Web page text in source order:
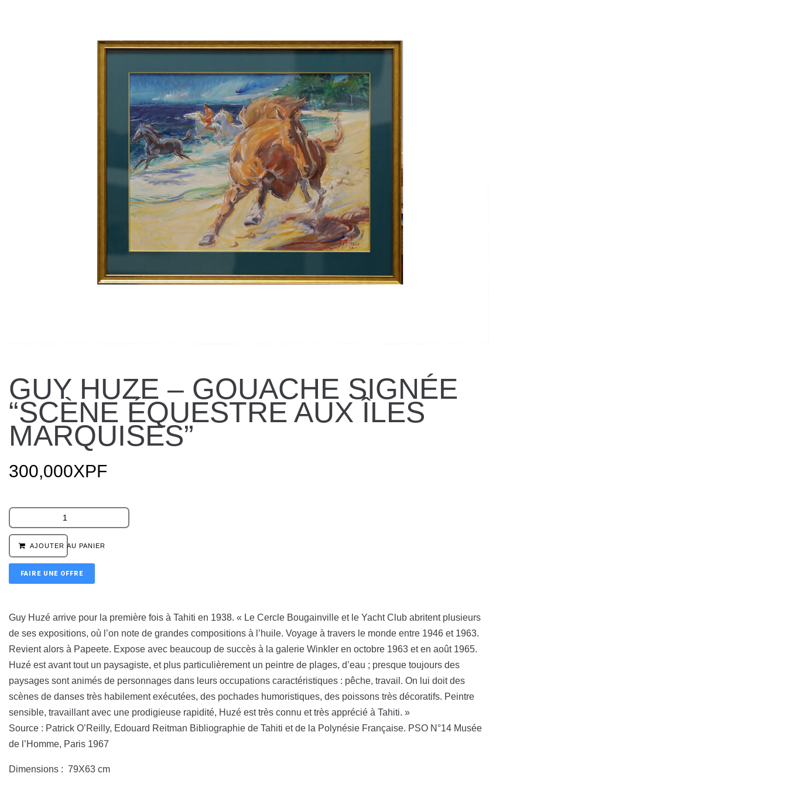
GUY HUZE – GOUACHE SIGNÉE
“SCÈNE ÉQUESTRE AUX ÎLES
MARQUISES”
300,000XPF
AJOUTER AU PANIER
FAIRE UNE OFFRE
Guy Huzé arrive pour la première fois à Tahiti en 1938. « Le Cercle Bougainville et le Yacht Club abritent plusieurs
de ses expositions, où l’on note de grandes compositions à l’huile. Voyage à travers le monde entre 1946 et 1963.
Revient alors à Papeete. Expose avec beaucoup de succès à la galerie Winkler en octobre 1963 et en août 1965.
Huzé est avant tout un paysagiste, et plus particulièrement un peintre de plages, d’eau ; presque toujours des
paysages sont animés de personnages dans leurs occupations caractéristiques : pêche, travail. On lui doit des
scènes de danses très habilement exécutées, des pochades humoristiques, des poissons très décoratifs. Peintre
sensible, travaillant avec une prodigieuse rapidité, Huzé est très connu et très apprécié à Tahiti. »
Source : Patrick O’Reilly, Edouard Reitman Bibliographie de Tahiti et de la Polynésie Française. PSO N°14 Musée
de l’Homme, Paris 1967
Dimensions : 79X63 cm